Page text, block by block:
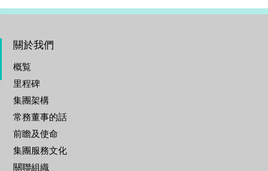
關於我們
概覧
里程碑
集團架構
常務董事的話
前瞻及使命
集團服務文化
關聯組織